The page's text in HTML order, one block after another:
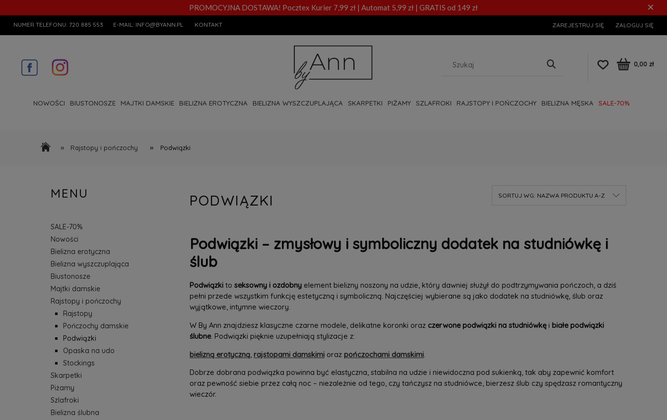
PROMOCYJNA DOSTAWA! Pocztex Kurier 7,99 zł | Automat 5,99 zł | GRATIS od 149 zł ×
NUMER TELEFONU: 720 885 553 E-MAIL: INFO@BYANN.PL KONTAKT ZAREJESTRUJ SIĘ ZALOGUJ SIĘ
0,00 zł
NOWOŚCI BIUSTONOSZE MAJTKI DAMSKIE BIELIZNA EROTYCZNA BIELIZNA WYSZCZUPLAJĄCA SKARPETKI PIŻAMY SZLAFROKI RAJSTOPY I POŃCZOCHY BIELIZNA MĘSKA SALE-70%
» Rajstopy i pończochy » Podwiązki
MENU
SALE-70%
Nowości
Bielizna erotyczna
Bielizna wyszczuplająca
Biustonosze
Majtki damskie
Rajstopy i pończochy
Rajstopy
Pończochy damskie
Podwiązki
Opaska na udo
Stockings
Skarpetki
Piżamy
Szlafroki
Bielizna ślubna
PODWIĄZKI SORTUJ WG: NAZWA PRODUKTU A-Z
Podwiązki – zmysłowy i symboliczny dodatek na studniówkę i
ślub
Podwiązki to seksowny i ozdobny element bielizny noszony na udzie, który dawniej służył do podtrzymywania pończoch, a dziś
pełni przede wszystkim funkcję estetyczną i symboliczną. Najczęściej wybierane są jako dodatek na studniówkę, ślub oraz
wyjątkowe, intymne wieczory.
W By Ann znajdziesz klasyczne czarne modele, delikatne koronki oraz czerwone podwiązki na studniówkęi białe podwiązki
ślubne. Podwiązki pięknie uzupełniają stylizacje z:
bielizną erotyczną rajstopami damskimi oraz pończochami damskimi
Dobrze dobrana podwiązka powinna być elastyczna, stabilna na udzie i niewidoczna pod sukienką, tak aby zapewnić komfort
oraz pewność siebie przez całą noc – niezależnie od tego, czy tańczysz na studniówce, bierzesz ślub czy spędzasz romantyczny
wieczór.